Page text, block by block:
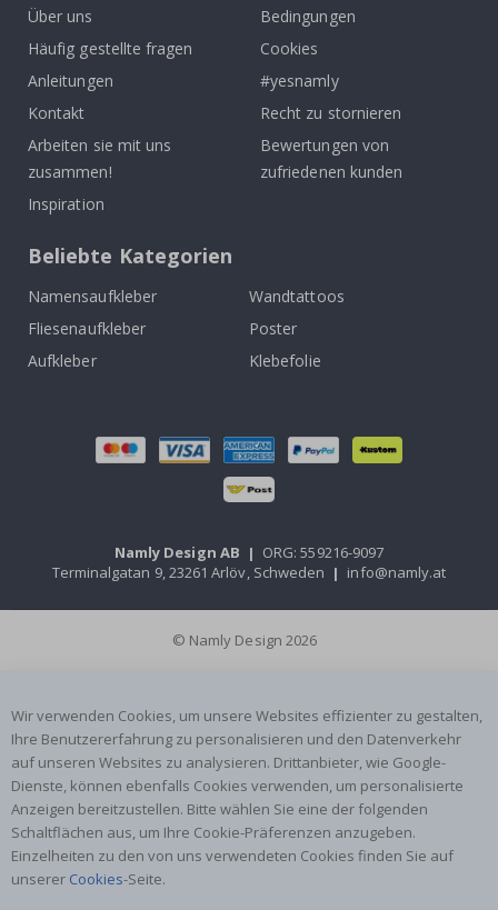
Über uns
Häufig gestellte fragen
Anleitungen
Kontakt
Arbeiten sie mit uns
zusammen!
Inspiration
Bedingungen
Cookies
#yesnamly
Recht zu stornieren
Bewertungen von
zufriedenen kunden
Beliebte Kategorien
Namensaufkleber
Wandtattoos
Fliesenaufkleber
Poster
Aufkleber
Klebefolie
Namly Design AB | ORG: 559216-9097
Terminalgatan 9, 23261 Arlöv, Schweden | info@namly.at
© Namly Design 2026
Wir verwenden Cookies, um unsere Websites effizienter zu gestalten,
Ihre Benutzererfahrung zu personalisieren und den Datenverkehr
auf unseren Websites zu analysieren. Drittanbieter, wie Google-
Dienste, können ebenfalls Cookies verwenden, um personalisierte
Anzeigen bereitzustellen. Bitte wählen Sie eine der folgenden
Schaltflächen aus, um Ihre Cookie-Präferenzen anzugeben.
Einzelheiten zu den von uns verwendeten Cookies finden Sie auf
unserer Cookies-Seite.